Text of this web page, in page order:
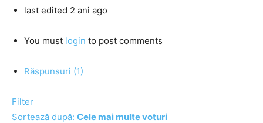
last edited 2 ani ago
You must login to post comments
Răspunsuri (1)
Filter
Sortează după: Cele mai multe voturi